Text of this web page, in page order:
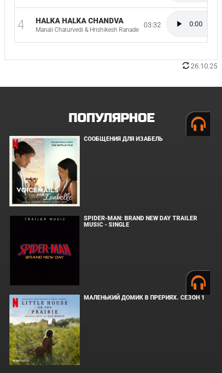
4 HALKA HALKA CHANDVA
Manali Chaturvedi & Hrishikesh Ranade
03:32
26.10.25
ПОПУЛЯРНОЕ
СООБЩЕНИЯ ДЛЯ ИЗАБЕЛЬ
SPIDER-MAN: BRAND NEW DAY TRAILER
MUSIC - SINGLE
МАЛЕНЬКИЙ ДОМИК В ПРЕРИЯХ. СЕЗОН 1